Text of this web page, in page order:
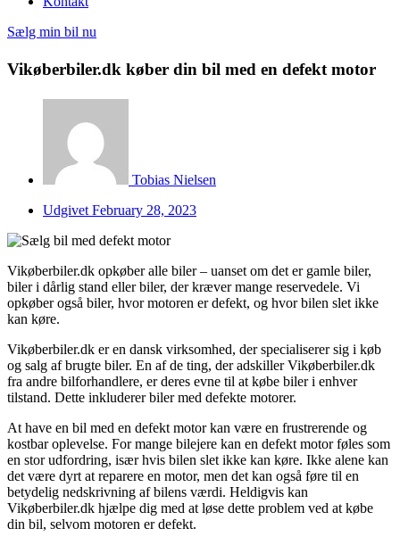
Sælg min bil nu
Vikøberbiler.dk køber din bil med en defekt motor
Tobias Nielsen
Udgivet February 28, 2023
Vikøberbiler.dk opkøber alle biler – uanset om det er gamle biler,
biler i dårlig stand eller biler, der kræver mange reservedele. Vi
opkøber også biler, hvor motoren er defekt, og hvor bilen slet ikke
kan køre.
Vikøberbiler.dk er en dansk virksomhed, der specialiserer sig i køb
og salg af brugte biler. En af de ting, der adskiller Vikøberbiler.dk
fra andre bilforhandlere, er deres evne til at købe biler i enhver
tilstand. Dette inkluderer biler med defekte motorer.
At have en bil med en defekt motor kan være en frustrerende og
kostbar oplevelse. For mange bilejere kan en defekt motor føles som
en stor udfordring, især hvis bilen slet ikke kan køre. Ikke alene kan
det være dyrt at reparere en motor, men det kan også føre til en
betydelig nedskrivning af bilens værdi. Heldigvis kan
Vikøberbiler.dk hjælpe dig med at løse dette problem ved at købe
din bil, selvom motoren er defekt.